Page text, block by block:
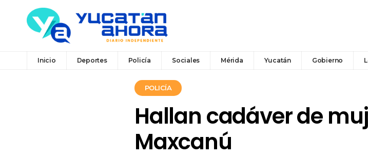
Inicio Deportes Policía Sociales Mérida Yucatán Gobierno
POLICÍA
Hallan cadáver de
Maxcanú